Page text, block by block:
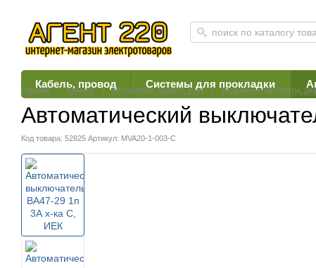
Кабель, провод Системы для прокладки
Главная Каталог Автоматика, защита, учет Модульные автоматы,
Автоматичеcкий
Код товара: 52825 Артикул: MVA20-1-003-C